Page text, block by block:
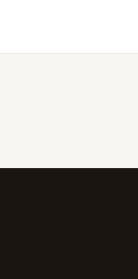
献するかを学びましょ